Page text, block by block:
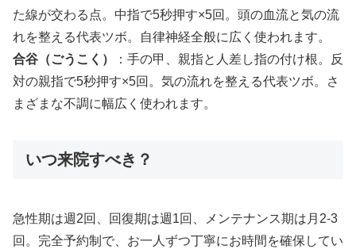
た線が交わる点。中指で5秒押す×5回。頭の血流と気の流
れを整える代表ツボ。自律神経全般に広く使われます。
合谷（ごうこく）
：手の甲、親指と人差し指の付け根。反
対の親指で5秒押す×5回。気の流れを整える代表ツボ。さ
まざまな不調に幅広く使われます。
いつ来院すべき？
急性期は週2回、回復期は週1回、メンテナンス期は月2-3
回。完全予約制で、お一人ずつ丁寧にお時間を確保してい